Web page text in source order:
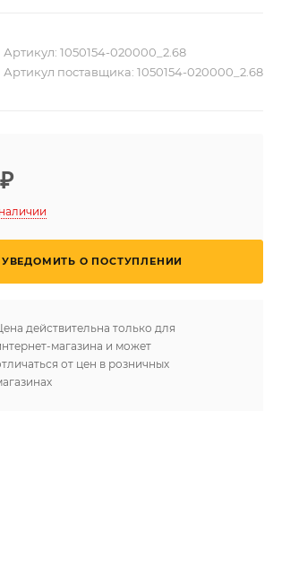
Артикул: 1050154-020000_2.68
Артикул поставщика: 1050154-020000_2.68
₽
УВЕДОМИТЬ О ПОСТУПЛЕНИИ
действительна только для
магазина и может
от цен в розничных